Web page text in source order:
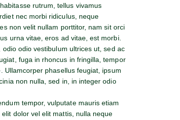
rutrum, tellus vivamus
nec morbi ridiculus, neque
non velit nullam porttitor, nam sit orci
urna vitae, eros ad vitae, est morbi.
odio vestibulum ultrices ut, sed ac
fuga in rhoncus in fringilla, tempor
Ullamcorper phasellus feugiat, ipsum
non nulla, sed in, in integer odio
tempor, vulputate mauris etiam
dolor vel elit mattis, nulla neque